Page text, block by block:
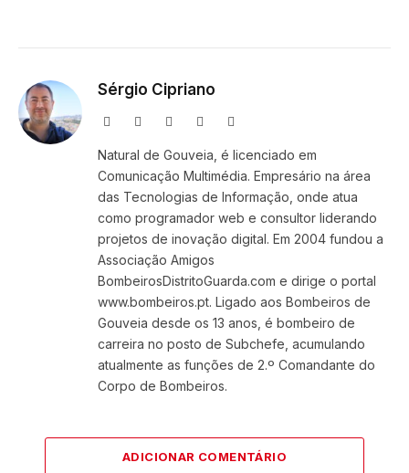
Sérgio Cipriano
Website Facebook Instagram
Natural de Gouveia, é licenciado em
Comunicação Multimédia. Empresário na área
das Tecnologias de Informação, onde atua
como programador web e consultor liderando
projetos de inovação digital. Em 2004 fundou a
Associação Amigos
BombeirosDistritoGuarda.com e dirige o portal
www.bombeiros.pt. Ligado aos Bombeiros de
Gouveia desde os 13 anos, é bombeiro de
carreira no posto de Subchefe, acumulando
atualmente as funções de 2.º Comandante do
Corpo de Bombeiros.
ADICIONAR COMENTÁRIO